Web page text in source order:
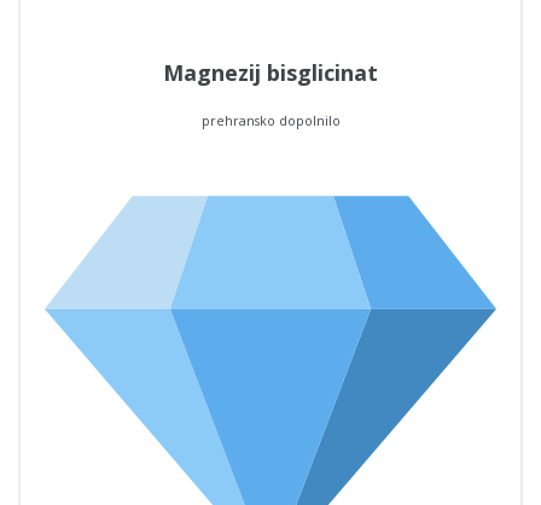
Magnezij bisglicinat
prehransko dopolnilo